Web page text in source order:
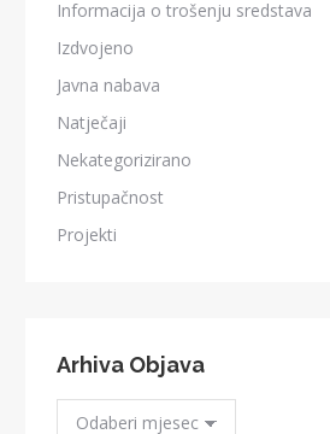
Informacija o trošenju sredstava
Izdvojeno
Javna nabava
Natječaji
Nekategorizirano
Pristupačnost
Projekti
Arhiva Objava
Arhiva